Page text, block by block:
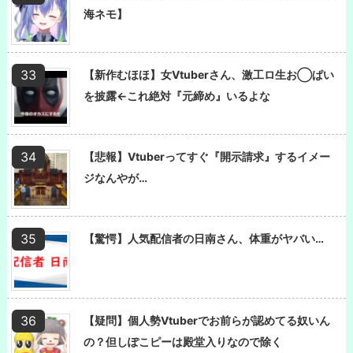
海ネモ】
【新作むほほ】女Vtuberさん、激工ロ生お◯ぱい
を披露←これ絶対『元締め』いるよな
【悲報】Vtuberってすぐ『開示請求』するイメー
ジなんやが…
【驚愕】人気配信者の日南さん、体重がヤバい…
【疑問】個人勢Vtuberでお前らが認めてる奴いん
の？但しぽこピーは殿堂入りなので除く